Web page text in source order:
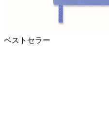
ベストセラー